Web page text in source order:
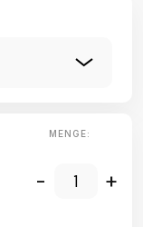
MENGE:
- +